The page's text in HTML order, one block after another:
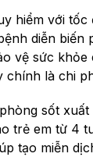
hiểm với
diễn biến
vệ sức
là chi
sốt xuất
trẻ em từ 4
tạo miễn